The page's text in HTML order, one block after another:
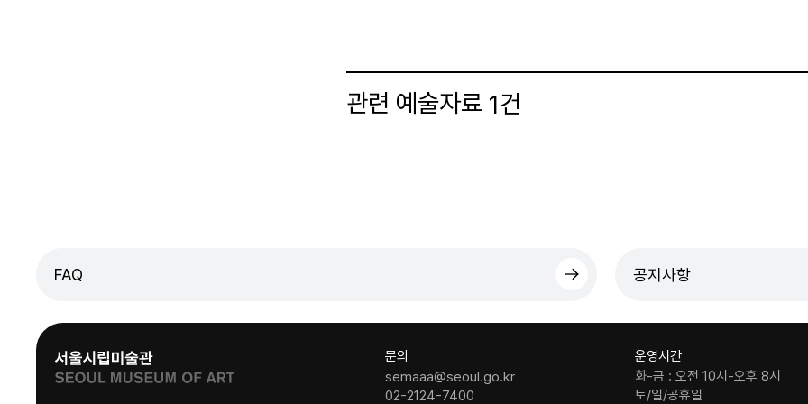
관련 예술자료 1건
FAQ 공지사항
문의
semaaa@seoul.go.kr
02-2124-7400
운영시간
화-금 : 오전 10시-오후 8시
토/일/공휴일